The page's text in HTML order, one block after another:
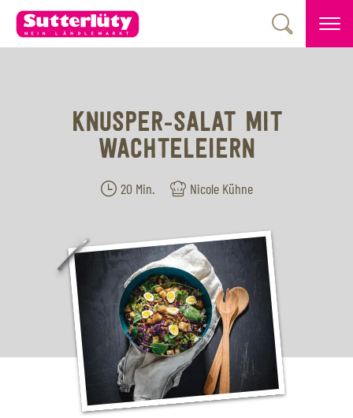
KNUSPER-SALAT MIT
WACHTELEIERN
20 Min. Nicole Kühne